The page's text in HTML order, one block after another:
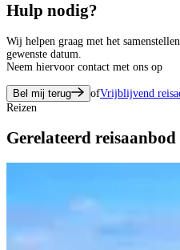
Hulp nodig?
Wij helpen graag met het
gewenste datum.
Neem hiervoor contact met ons op
Bel mij terug ofVrijblijvend
Reizen
Gerelateerd reisaanbod